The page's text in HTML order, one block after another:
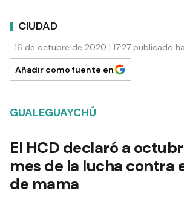
CIUDAD
16 de octubre de 2020 | 17:27 publicado
Añadir como fuente en
GUALEGUAYCHÚ
El HCD declaró a
mes de la lucha contra
de mama